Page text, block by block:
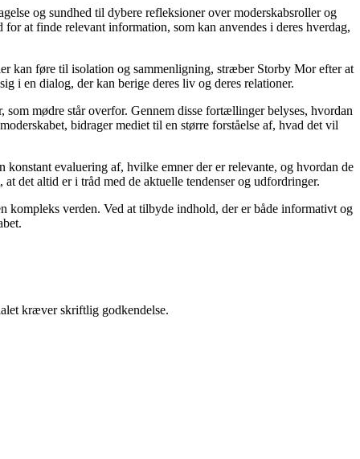
og sundhed til dybere refleksioner over moderskabsroller og
at finde relevant information, som kan anvendes i deres hverdag,
kan føre til isolation og sammenligning, stræber Storby Mor efter at
i en dialog, der kan berige deres liv og deres relationer.
mødre står overfor. Gennem disse fortællinger belyses, hvordan
bidrager mediet til en større forståelse af, hvad det vil
evaluering af, hvilke emner der er relevante, og hvordan de
det altid er i tråd med de aktuelle tendenser og udfordringer.
kompleks verden. Ved at tilbyde indhold, der er både informativt og
kræver skriftlig godkendelse.